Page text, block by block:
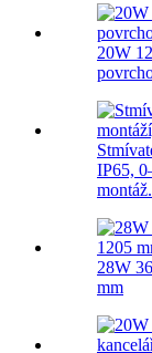
20W
IP65,
28W
mm